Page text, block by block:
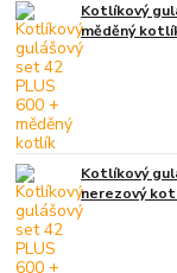
Kotlíkový
měděný
Kotlíkový
nerezový